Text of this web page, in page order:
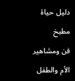
دليل حياة
مطبخ
فن ومشاهير
الأم والطفل